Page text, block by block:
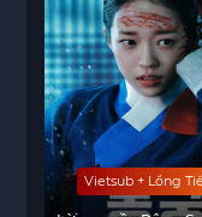
Hiện tại, bộ
HD, là lựa chọn
của phim ngôn
huyễn và cảm
Vietsub + Lồng